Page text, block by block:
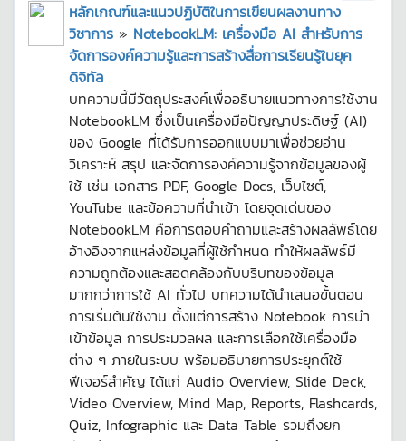
หลักเกณฑ์และแนวปฏิบัติในการเขียนผลงานทาง
วิชาการ » NotebookLM: เครื่องมือ AI สำหรับการ
จัดการองค์ความรู้และการสร้างสื่อการเรียนรู้ในยุค
ดิจิทัล
บทความนี้มีวัตถุประสงค์เพื่ออธิบายแนวทางการใช้งาน
NotebookLM ซึ่งเป็นเครื่องมือปัญญาประดิษฐ์ (AI)
ของ Google ที่ได้รับการออกแบบมาเพื่อช่วยอ่าน
วิเคราะห์ สรุป และจัดการองค์ความรู้จากข้อมูลของผู้
ใช้ เช่น เอกสาร PDF, Google Docs, เว็บไซต์,
YouTube และข้อความที่นำเข้า โดยจุดเด่นของ
NotebookLM คือการตอบคำถามและสร้างผลลัพธ์โดย
อ้างอิงจากแหล่งข้อมูลที่ผู้ใช้กำหนด ทำให้ผลลัพธ์มี
ความถูกต้องและสอดคล้องกับบริบทของข้อมูล
มากกว่าการใช้ AI ทั่วไป บทความได้นำเสนอขั้นตอน
การเริ่มต้นใช้งาน ตั้งแต่การสร้าง Notebook การนำ
เข้าข้อมูล การประมวลผล และการเลือกใช้เครื่องมือ
ต่าง ๆ ภายในระบบ พร้อมอธิบายการประยุกต์ใช้
ฟีเจอร์สำคัญ ได้แก่ Audio Overview, Slide Deck,
Video Overview, Mind Map, Reports, Flashcards,
Quiz, Infographic และ Data Table รวมถึงยก